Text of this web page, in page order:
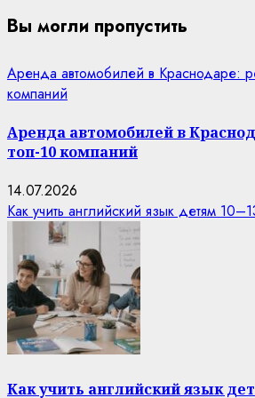
Вы могли пропустить
Аренда автомобилей в Краснодаре:
компаний
Аренда автомобилей в
топ-10 компаний
14.07.2026
Как учить английский язык детям
Как учить английский язык